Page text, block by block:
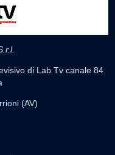
di Lab Tv canale 84
(AV)